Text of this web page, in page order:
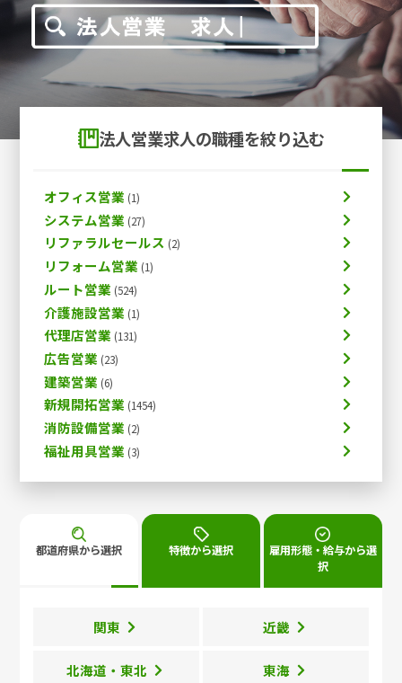
法人営業求人の職種を絞り込む
オフィス営業
システム営業
リファラルセールス
リフォーム営業
ルート営業
介護施設営業
代理店営業
広告営業
建築営業
新規開拓営業
消防設備営業
福祉用具営業
都道府県から選択
関東 近畿
北海道・東北 東海
雇用形態・給与から選
択
特徴から選択